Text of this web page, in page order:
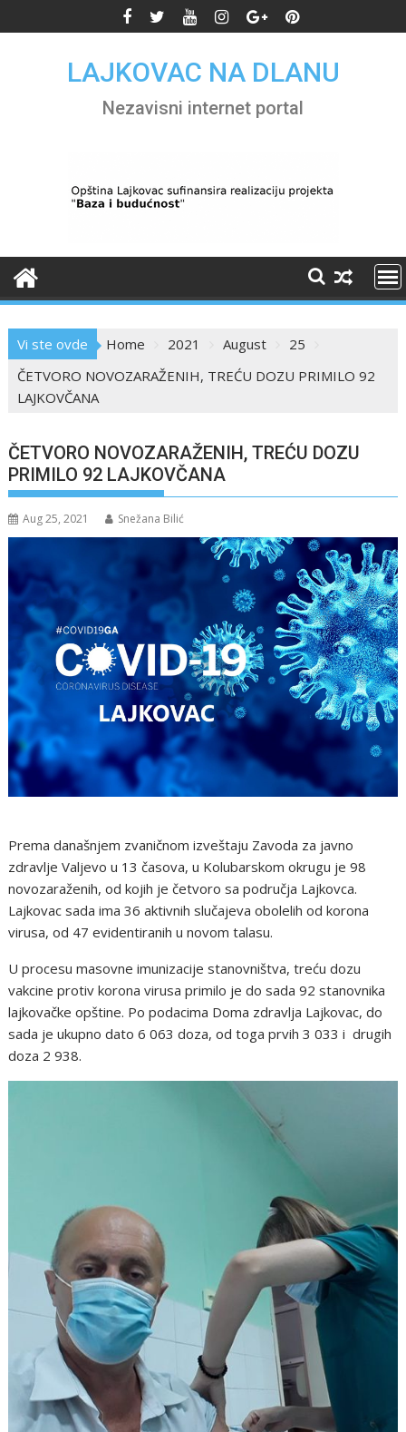
to
LAJKOVAC NA DLANU
Nezavisni internet portal
Vi ste ovde Home 2021 August
25
ČETVORO NOVOZARAŽENIH, TREĆU DOZU PRIMILO 92
LAJKOVČANA
ČETVORO NOVOZARAŽENIH, TREĆU DOZU
PRIMILO 92 LAJKOVČANA
Aug 25, 2021 Snežana Bilić
Prema današnjem zvaničnom izveštaju Zavoda za javno
zdravlje Valjevo u 13 časova, u Kolubarskom okrugu je 98
novozaraženih, od kojih je četvoro sa područja Lajkovca.
Lajkovac sada ima 36 aktivnih slučajeva obolelih od korona
virusa, od 47 evidentiranih u novom talasu.
U procesu masovne imunizacije stanovništva, treću dozu
vakcine protiv korona virusa primilo je do sada 92 stanovnika
lajkovačke opštine. Po podacima Doma zdravlja Lajkovac, do
sada je ukupno dato 6 063 doza, od toga prvih 3 033 i drugih
doza 2 938.